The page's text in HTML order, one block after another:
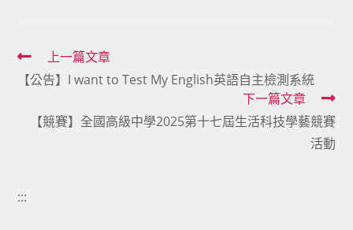
Read
more
articles
上一篇文章
【公告】I want to Test My English英語自主檢測系統
下一篇文章
【競賽】全國高級中學2025第十七屆生活科技學藝競賽
活動
:::